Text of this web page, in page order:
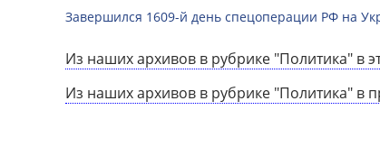
Завершился 1609-й день спецоперации РФ на
Из наших архивов в рубрике "Политика" в
Из наших архивов в рубрике "Политика" в